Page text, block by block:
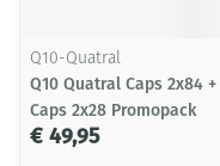
Q10-Quatral
Q10 Quatral Caps 2x84 +
Caps 2x28 Promopack
€ 49,95